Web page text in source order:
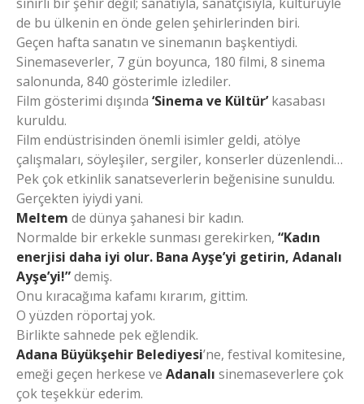
de bu ülkenin en önde gelen şehirlerinden biri.
Geçen hafta sanatın ve sinemanın başkentiydi.
Sinemaseverler, 7 gün boyunca, 180 filmi, 8 sinema
salonunda, 840 gösterimle izlediler.
Film gösterimi dışında ‘Sinema ve Kültür’kasabası
kuruldu.
Film endüstrisinden önemli isimler geldi, atölye
çalışmaları, söyleşiler, sergiler, konserler düzenlendi…
Pek çok etkinlik sanatseverlerin beğenisine sunuldu.
Gerçekten iyiydi yani.
Meltem de dünya şahanesi bir kadın.
Normalde bir erkekle sunması gerekirken, “Kadın
enerjisi daha iyi olur. Bana Ayşe’yi getirin, Adanalı
Ayşe’yi!”demiş.
Onu kıracağıma kafamı kırarım, gittim.
O yüzden röportaj yok.
Birlikte sahnede pek eğlendik.
Adana Büyükşehir Belediyesi’ne, festival komitesine,
emeği geçen herkese ve Adanalı sinemaseverlere çok
çok teşekkür ederim.